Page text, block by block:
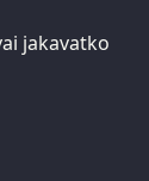
jakavatko